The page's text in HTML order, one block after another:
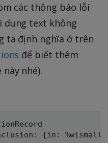
các thông báo lỗi
dung text không
ta định nghĩa ở trên
để biết thêm
nhé).
{in: %w(small